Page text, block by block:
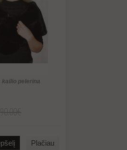
kailio pelerina
Plačiau